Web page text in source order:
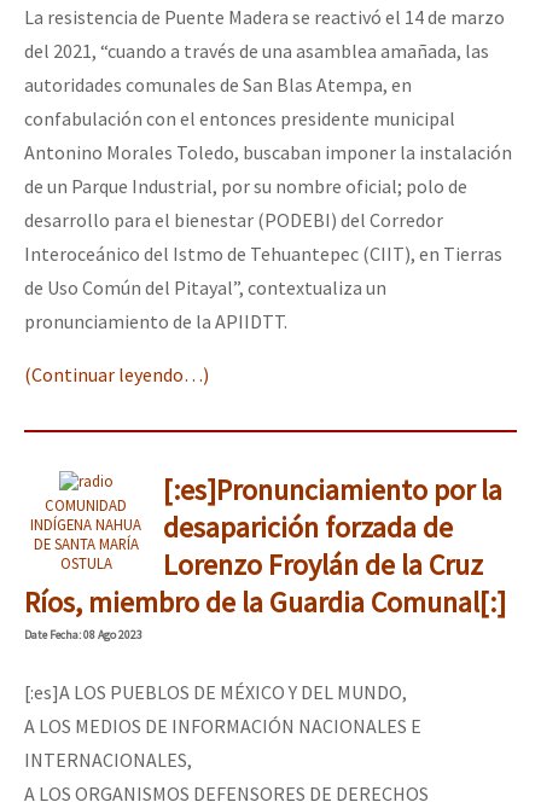
La resistencia de Puente Madera se reactivó el 14 de marzo
del 2021, “cuando a través de una asamblea amañada, las
autoridades comunales de San Blas Atempa, en
confabulación con el entonces presidente municipal
Antonino Morales Toledo, buscaban imponer la instalación
de un Parque Industrial, por su nombre oficial; polo de
desarrollo para el bienestar (PODEBI) del Corredor
Interoceánico del Istmo de Tehuantepec (CIIT), en Tierras
de Uso Común del Pitayal”, contextualiza un
pronunciamiento de la APIIDTT.
(Continuar leyendo…)
COMUNIDAD
INDÍGENA NAHUA
DE SANTA MARÍA
OSTULA
[:es]Pronunciamiento por la
desaparición forzada de
Lorenzo Froylán de la Cruz
Ríos, miembro de la Guardia Comunal[:]
DateFecha: 08 Ago 2023
[:es]A LOS PUEBLOS DE MÉXICO Y DEL MUNDO,
A LOS MEDIOS DE INFORMACIÓN NACIONALES E
INTERNACIONALES,
A LOS ORGANISMOS DEFENSORES DE DERECHOS